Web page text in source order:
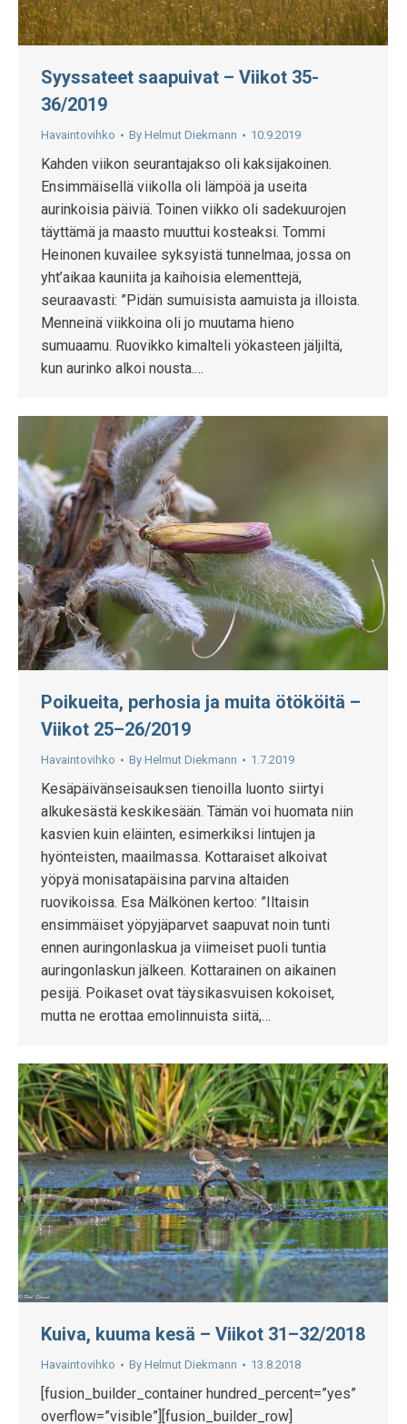
Syyssateet saapuivat – Viikot 35-
36/2019
Havaintovihko By Helmut Diekmann 10.9.2019
Kahden viikon seurantajakso oli kaksijakoinen.
Ensimmäisellä viikolla oli lämpöä ja useita
aurinkoisia päiviä. Toinen viikko oli sadekuurojen
täyttämä ja maasto muuttui kosteaksi. Tommi
Heinonen kuvailee syksyistä tunnelmaa, jossa on
yht’aikaa kauniita ja kaihoisia elementtejä,
seuraavasti: ”Pidän sumuisista aamuista ja illoista.
Menneinä viikkoina oli jo muutama hieno
sumuaamu. Ruovikko kimalteli yökasteen jäljiltä,
kun aurinko alkoi nousta.…
Poikueita, perhosia ja muita ötököitä –
Viikot 25–26/2019
Havaintovihko By Helmut Diekmann 1.7.2019
Kesäpäivänseisauksen tienoilla luonto siirtyi
alkukesästä keskikesään. Tämän voi huomata niin
kasvien kuin eläinten, esimerkiksi lintujen ja
hyönteisten, maailmassa. Kottaraiset alkoivat
yöpyä monisatapäisina parvina altaiden
ruovikoissa. Esa Mälkönen kertoo: ”Iltaisin
ensimmäiset yöpyjäparvet saapuvat noin tunti
ennen auringonlaskua ja viimeiset puoli tuntia
auringonlaskun jälkeen. Kottarainen on aikainen
pesijä. Poikaset ovat täysikasvuisen kokoiset,
mutta ne erottaa emolinnuista siitä,…
Kuiva, kuuma kesä – Viikot 31–32/2018
Havaintovihko By Helmut Diekmann 13.8.2018
[fusion_builder_container hundred_percent=”yes”
overflow=”visible”][fusion_builder_row]